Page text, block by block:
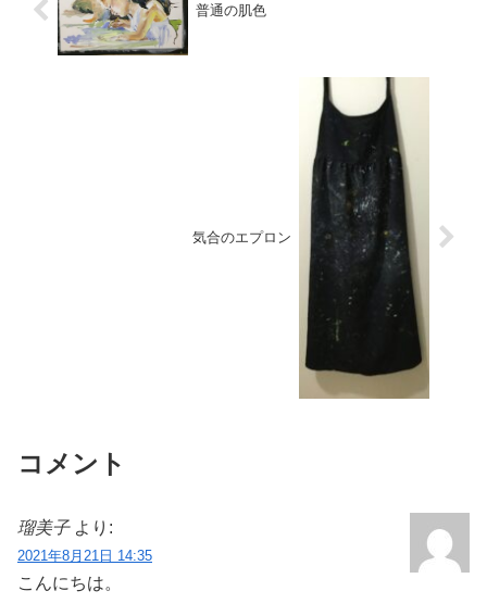
普通の肌色
気合のエプロン
コメント
瑠美子 より:
2021年8月21日 14:35
こんにちは。